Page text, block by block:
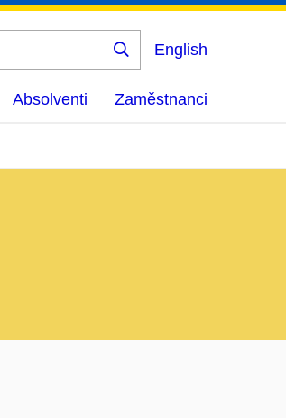
Vyhledat
English
Absolventi Zaměstnanci